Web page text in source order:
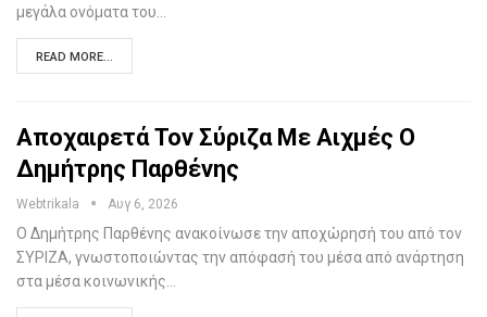
μεγάλα ονόματα του…
READ MORE...
Αποχαιρετά Τον Σύριζα Με Αιχμές Ο
Δημήτρης Παρθένης
Webtrikala Αυγ 6, 2026
Ο Δημήτρης Παρθένης ανακοίνωσε την αποχώρησή του από τον
ΣΥΡΙΖΑ, γνωστοποιώντας την απόφασή του μέσα από ανάρτηση
στα μέσα κοινωνικής…